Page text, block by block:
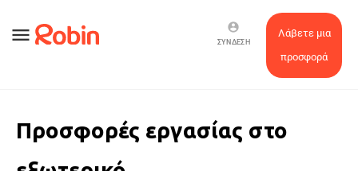
menu
Λάβετε μια
προσφορά
account_circle
ΣΎΝΔΕΣΗ
Προσφορές εργασίας στο